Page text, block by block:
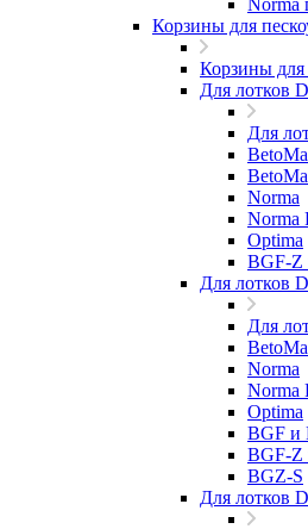
Norma
Корзины для
Корзины для
Для лотков
Для
Norma
Norma
Optima
BGF-Z
Для лотков
Для
Norma
Norma
Optima
BGF и
BGF-Z
BGZ-S
Для лотков